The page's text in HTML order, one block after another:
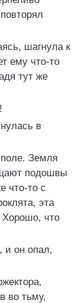
шагнула к
ему что-то
тут же
в
Земля
подошвы
что-то с
эта
Хорошо, что
и он опал,
во тьму,